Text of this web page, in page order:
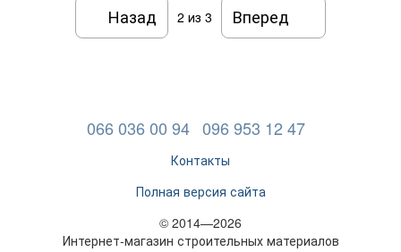
Назад 2 из 3 Вперед
066 036 00 94 096 953 12 47
Контакты
Полная версия сайта
© 2014—2026
Интернет-магазин строительных материалов